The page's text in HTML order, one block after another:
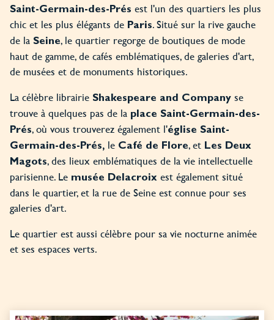
Saint-Germain-des-Prés est l'un des quartiers les plus
chic et les plus élégants de Paris. Situé sur la rive gauche
de la Seine, le quartier regorge de boutiques de mode
haut de gamme, de cafés emblématiques, de galeries d'art,
de musées et de monuments historiques.
La célèbre librairie Shakespeare and Company se
trouve à quelques pas de la place Saint-Germain-des-
Prés, où vous trouverez également l'église Saint-
Germain-des-Prés, le Café de Flore, et Les Deux
Magots, des lieux emblématiques de la vie intellectuelle
parisienne. Le musée Delacroix est également situé
dans le quartier, et la rue de Seine est connue pour ses
galeries d'art.
Le quartier est aussi célèbre pour sa vie nocturne animée
et ses espaces verts.